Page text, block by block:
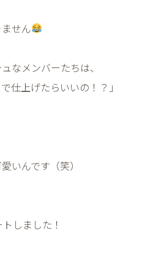
せん
なメンバーたちは、
仕上げたらいいの！？」
いんです（笑）
しました！